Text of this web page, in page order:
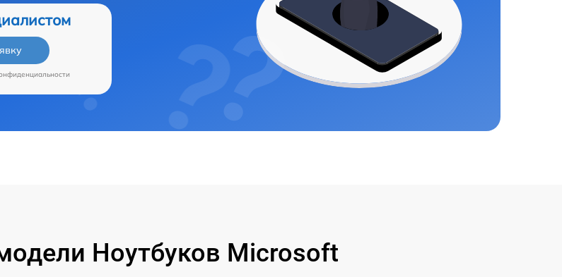
Ноутбуков Microsoft